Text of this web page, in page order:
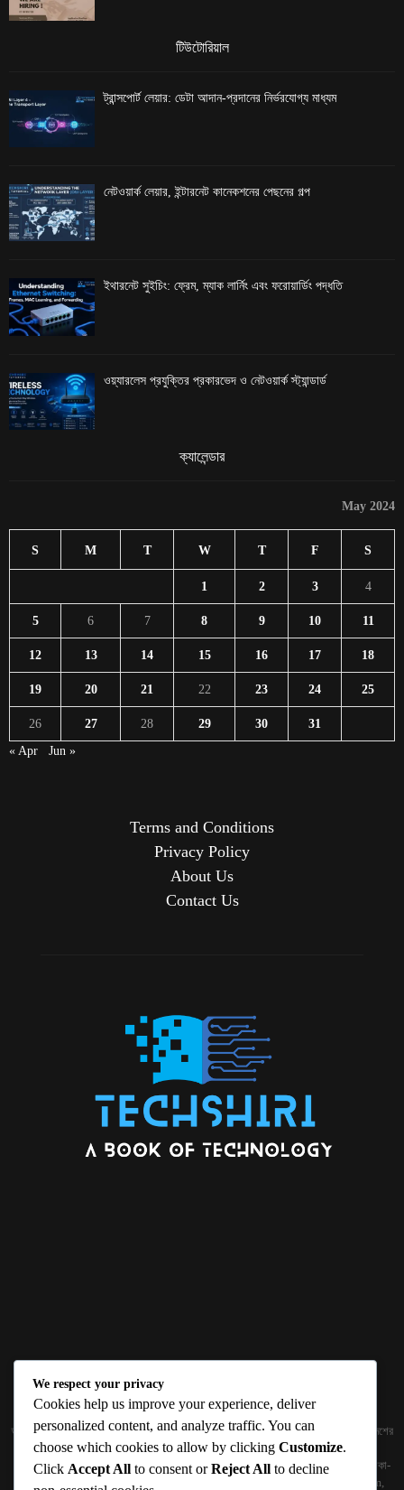
টিউটোরিয়াল
ট্রান্সপোর্ট লেয়ার: ডেটা আদান-প্রদানের নির্ভরযোগ্য মাধ্যম
নেটওয়ার্ক লেয়ার, ইন্টারনেট কানেকশনের পেছনের গল্প
ইথারনেট সুইচিং: ফ্রেম, ম্যাক লার্নিং এবং ফরোয়ার্ডিং পদ্ধতি
ওয়্যারলেস প্রযুক্তির প্রকারভেদ ও নেটওয়ার্ক স্ট্যান্ডার্ড
ক্যালেন্ডার
May 2024
S M T W T F S
1 2 3 4
5 6 7 8 9 10 11
12 13 14 15 16 17 18
19 20 21 22 23 24 25
26 27 28 29 30
31
« Apr
Jun »
Terms and Conditions
Privacy Policy
About Us
Contact Us
ABOUT US
জ্ঞান বিজ্ঞানের উৎকর্ষ আমাদের প্রভাবিত করে। আলোকিত করে। সেই আলো কে ধারণ কর দেশ ও বিদেশের
তথ্যপ্রযুক্তির অতিসাম্প্রতিক খবরাখবর পাঠকের হাতের মুঠোয় দিতে চায় টেকসিঁড়ি ডট কম।
প্রকাশক ও নির্বাহী সম্পাদকঃ সামিউল হক সুমন ১৮৮/১ (২য় তলা), ইনার সার্কুলার রোড, আরামবাগ, ঢাকা-
techshiribd@gmail.com
We respect your privacy
Cookies help us improve your experience, deliver
personalized content, and analyze traffic. You can
choose which cookies to allow by clicking Customize.
Click Accept All to consent orReject All to decline